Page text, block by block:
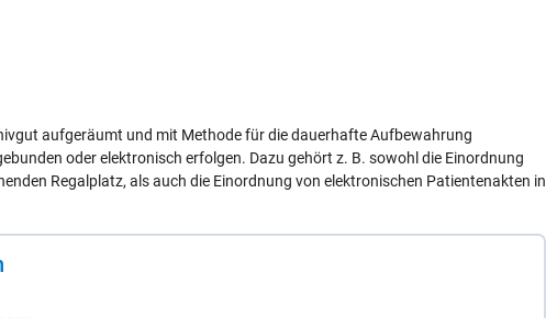
aufgeräumt und mit Methode für die dauerhafte Aufbewahrung
oder elektronisch erfolgen. Dazu gehört z. B. sowohl die Einordnung
Regalplatz, als auch die Einordnung von elektronischen Patientenakten in